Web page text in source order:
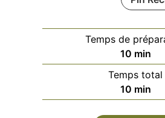
Temps de
10minutes
min
Temps total
10minutes
min